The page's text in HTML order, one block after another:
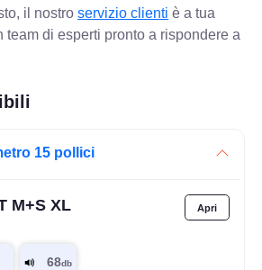
il nostroservizio clienti è a tua
team di esperti pronto a rispondere a
15 pollici
M+S XL